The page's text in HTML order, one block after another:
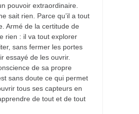
pouvoir extraordinaire.
sait rien. Parce qu’il a tout
Armé de la certitude de
rien : il va tout explorer
sans fermer les portes
essayé de les ouvrir.
de sa propre
sans doute ce qui permet
tous ses capteurs en
de tout et de tout